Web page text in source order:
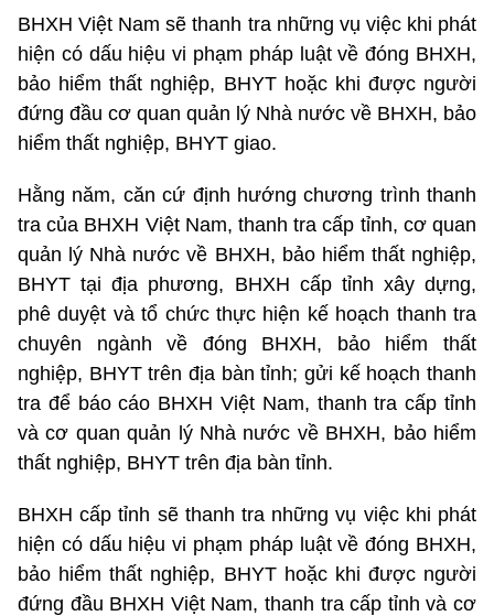
BHXH Việt Nam sẽ thanh tra những vụ việc khi phát
hiện có dấu hiệu vi phạm pháp luật về đóng BHXH,
bảo hiểm thất nghiệp, BHYT hoặc khi được người
đứng đầu cơ quan quản lý Nhà nước về BHXH, bảo
hiểm thất nghiệp, BHYT giao.
Hằng năm, căn cứ định hướng chương trình thanh
tra của BHXH Việt Nam, thanh tra cấp tỉnh, cơ quan
quản lý Nhà nước về BHXH, bảo hiểm thất nghiệp,
BHYT tại địa phương, BHXH cấp tỉnh xây dựng,
phê duyệt và tổ chức thực hiện kế hoạch thanh tra
chuyên ngành về đóng BHXH, bảo hiểm thất
nghiệp, BHYT trên địa bàn tỉnh; gửi kế hoạch thanh
tra để báo cáo BHXH Việt Nam, thanh tra cấp tỉnh
và cơ quan quản lý Nhà nước về BHXH, bảo hiểm
thất nghiệp, BHYT trên địa bàn tỉnh.
BHXH cấp tỉnh sẽ thanh tra những vụ việc khi phát
hiện có dấu hiệu vi phạm pháp luật về đóng BHXH,
bảo hiểm thất nghiệp, BHYT hoặc khi được người
đứng đầu BHXH Việt Nam, thanh tra cấp tỉnh và cơ